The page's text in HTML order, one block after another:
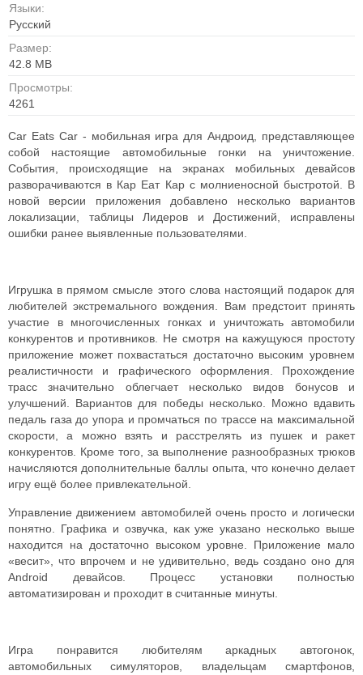
Языки:
Русский
Размер:
42.8 MB
Просмотры:
4261
Car Eats Car - мобильная игра для Андроид, представляющее
собой настоящие автомобильные гонки на уничтожение.
События, происходящие на экранах мобильных девайсов
разворачиваются в Кар Еат Кар с молниеносной быстротой. В
новой версии приложения добавлено несколько вариантов
локализации, таблицы Лидеров и Достижений, исправлены
ошибки ранее выявленные пользователями.
Игрушка в прямом смысле этого слова настоящий подарок для
любителей экстремального вождения. Вам предстоит принять
участие в многочисленных гонках и уничтожать автомобили
конкурентов и противников. Не смотря на кажущуюся простоту
приложение может похвастаться достаточно высоким уровнем
реалистичности и графического оформления. Прохождение
трасс значительно облегчает несколько видов бонусов и
улучшений. Вариантов для победы несколько. Можно вдавить
педаль газа до упора и промчаться по трассе на максимальной
скорости, а можно взять и расстрелять из пушек и ракет
конкурентов. Кроме того, за выполнение разнообразных трюков
начисляются дополнительные баллы опыта, что конечно делает
игру ещё более привлекательной.
Управление движением автомобилей очень просто и логически
понятно. Графика и озвучка, как уже указано несколько выше
находится на достаточно высоком уровне. Приложение мало
«весит», что впрочем и не удивительно, ведь создано оно для
Android девайсов. Процесс установки полностью
автоматизирован и проходит в считанные минуты.
Игра понравится любителям аркадных автогонок,
автомобильных симуляторов, владельцам смартфонов,